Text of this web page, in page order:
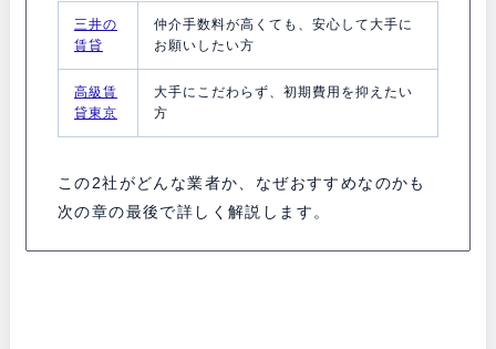
三井の
賃貸
仲介手数料が高くても、安心して大手に
お願いしたい方
高級賃
貸東京
大手にこだわらず、初期費用を抑えたい
方
この2社がどんな業者か、なぜおすすめなのかも
次の章の最後で詳しく解説します。